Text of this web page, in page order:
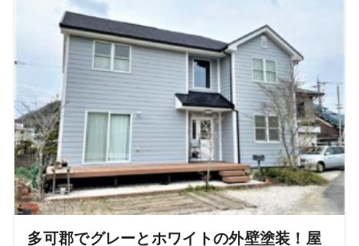
多可郡でグレーとホワイトの外壁塗装！屋